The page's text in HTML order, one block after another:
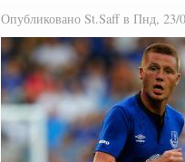
Опубликовано St.Saff в Пнд, 23/